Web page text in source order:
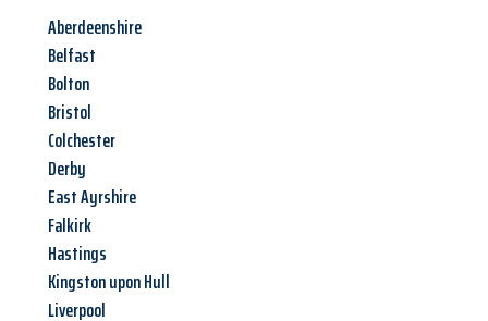
Aberdeenshire
Belfast
Bolton
Bristol
Colchester
Derby
East Ayrshire
Falkirk
Hastings
Kingston upon Hull
Liverpool